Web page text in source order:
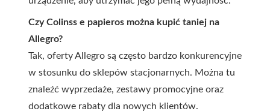
Czy Colinss e papieros można kupić taniej na
Allegro?
Tak, oferty Allegro są często bardzo konkurencyjne
w stosunku do sklepów stacjonarnych. Można tu
znaleźć wyprzedaże, zestawy promocyjne oraz
dodatkowe rabaty dla nowych klientów.